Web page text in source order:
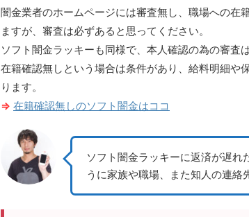
闇金業者のホームページには審査無し、職場への在
ますが、審査は必ずあると思ってください。
ソフト闇金ラッキーも同様で、本人確認の為の審査
在籍確認無しという場合は条件があり、給料明細や
ります。
⇒ 在籍確認無しのソフト闇金はココ
ソフト闇金ラッキーに返済が遅れ
うに家族や職場、また知人の連絡